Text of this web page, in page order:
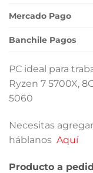
Mercado Pago
Banchile Pagos
PC ideal para
Ryzen 7 5700X,
5060
Necesitas
háblanos Aquí
Producto a